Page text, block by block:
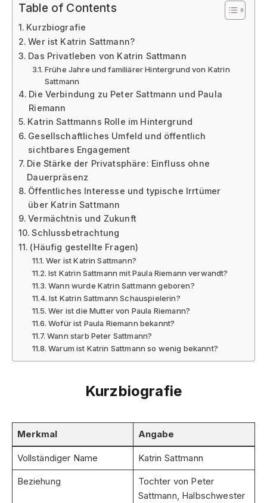
Table of Contents
Kurzbiografie
Wer ist Katrin Sattmann?
Das Privatleben von Katrin Sattmann
Frühe Jahre und familiärer Hintergrund von Katrin
Sattmann
Die Verbindung zu Peter Sattmann und Paula
Riemann
Katrin Sattmanns Rolle im Hintergrund
Gesellschaftliches Umfeld und öffentlich
sichtbares Engagement
Die Stärke der Privatsphäre: Einfluss ohne
Dauerpräsenz
Öffentliches Interesse und typische Irrtümer
über Katrin Sattmann
Vermächtnis und Zukunft
Schlussbetrachtung
(Häufig gestellte Fragen)
Wer ist Katrin Sattmann?
Ist Katrin Sattmann mit Paula Riemann verwandt?
Wann wurde Katrin Sattmann geboren?
Ist Katrin Sattmann Schauspielerin?
Wer ist die Mutter von Paula Riemann?
Wofür ist Paula Riemann bekannt?
Wann starb Peter Sattmann?
Warum ist Katrin Sattmann so wenig bekannt?
Kurzbiografie
Merkmal Angabe
Vollständiger Name Katrin Sattmann
Beziehung
Tochter von Peter
Sattmann, Halbschwester